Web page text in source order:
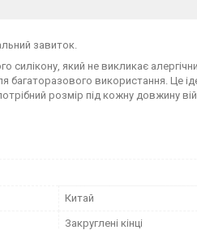
завиток.
силікону, який не викликає
багаторазового використання. Це
розмір під кожну довжину вій.
Китай
Закруглені кінці